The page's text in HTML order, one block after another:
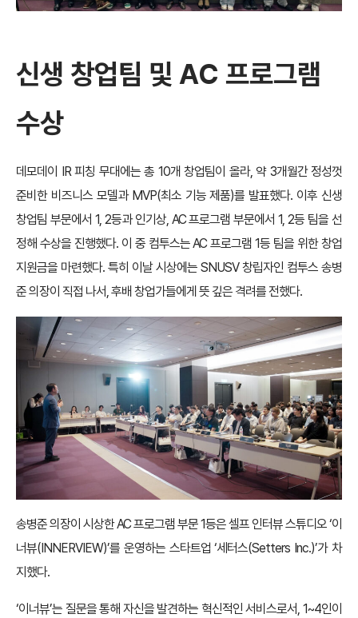
신생 창업팀 및 AC 프로그램
수상
데모데이 IR 피칭 무대에는 총 10개 창업팀이 올라, 약 3개월간 정성껏
준비한 비즈니스 모델과 MVP(최소 기능 제품)를 발표했다. 이후 신생
창업팀 부문에서 1, 2등과 인기상, AC 프로그램 부문에서 1, 2등 팀을 선
정해 수상을 진행했다. 이 중 컴투스는 AC 프로그램 1등 팀을 위한 창업
지원금을 마련했다. 특히 이날 시상에는 SNUSV 창립자인 컴투스 송병
준 의장이 직접 나서, 후배 창업가들에게 뜻 깊은 격려를 전했다.
송병준 의장이 시상한 AC 프로그램 부문 1등은 셀프 인터뷰 스튜디오 ‘이
너뷰(INNERVIEW)’를 운영하는 스타트업 ‘세터스(Setters Inc.)’가 차
지했다.
‘이너뷰’는 질문을 통해 자신을 발견하는 혁신적인 서비스로서, 1~4인이